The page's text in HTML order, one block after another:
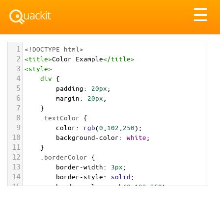
☰
1 <!DOCTYPE html>
2 <title>Color Example</title>
3 <style>
4 div {
5 padding: 20px;
6 margin: 20px;
7 }
8 .textColor {
9 color: rgb(0 102 250);
10 background-color: white;
11 }
12 .borderColor {
13 border-width: 3px;
14 border-style: solid;
15 border-color: rgb(0,102,250);